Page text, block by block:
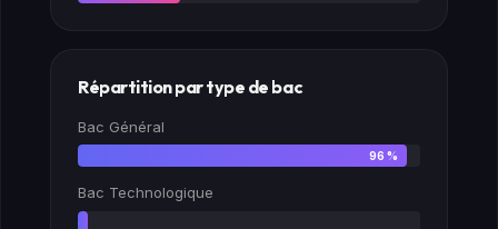
Répartition par type de bac
Bac Général
96 %
Bac Technologique